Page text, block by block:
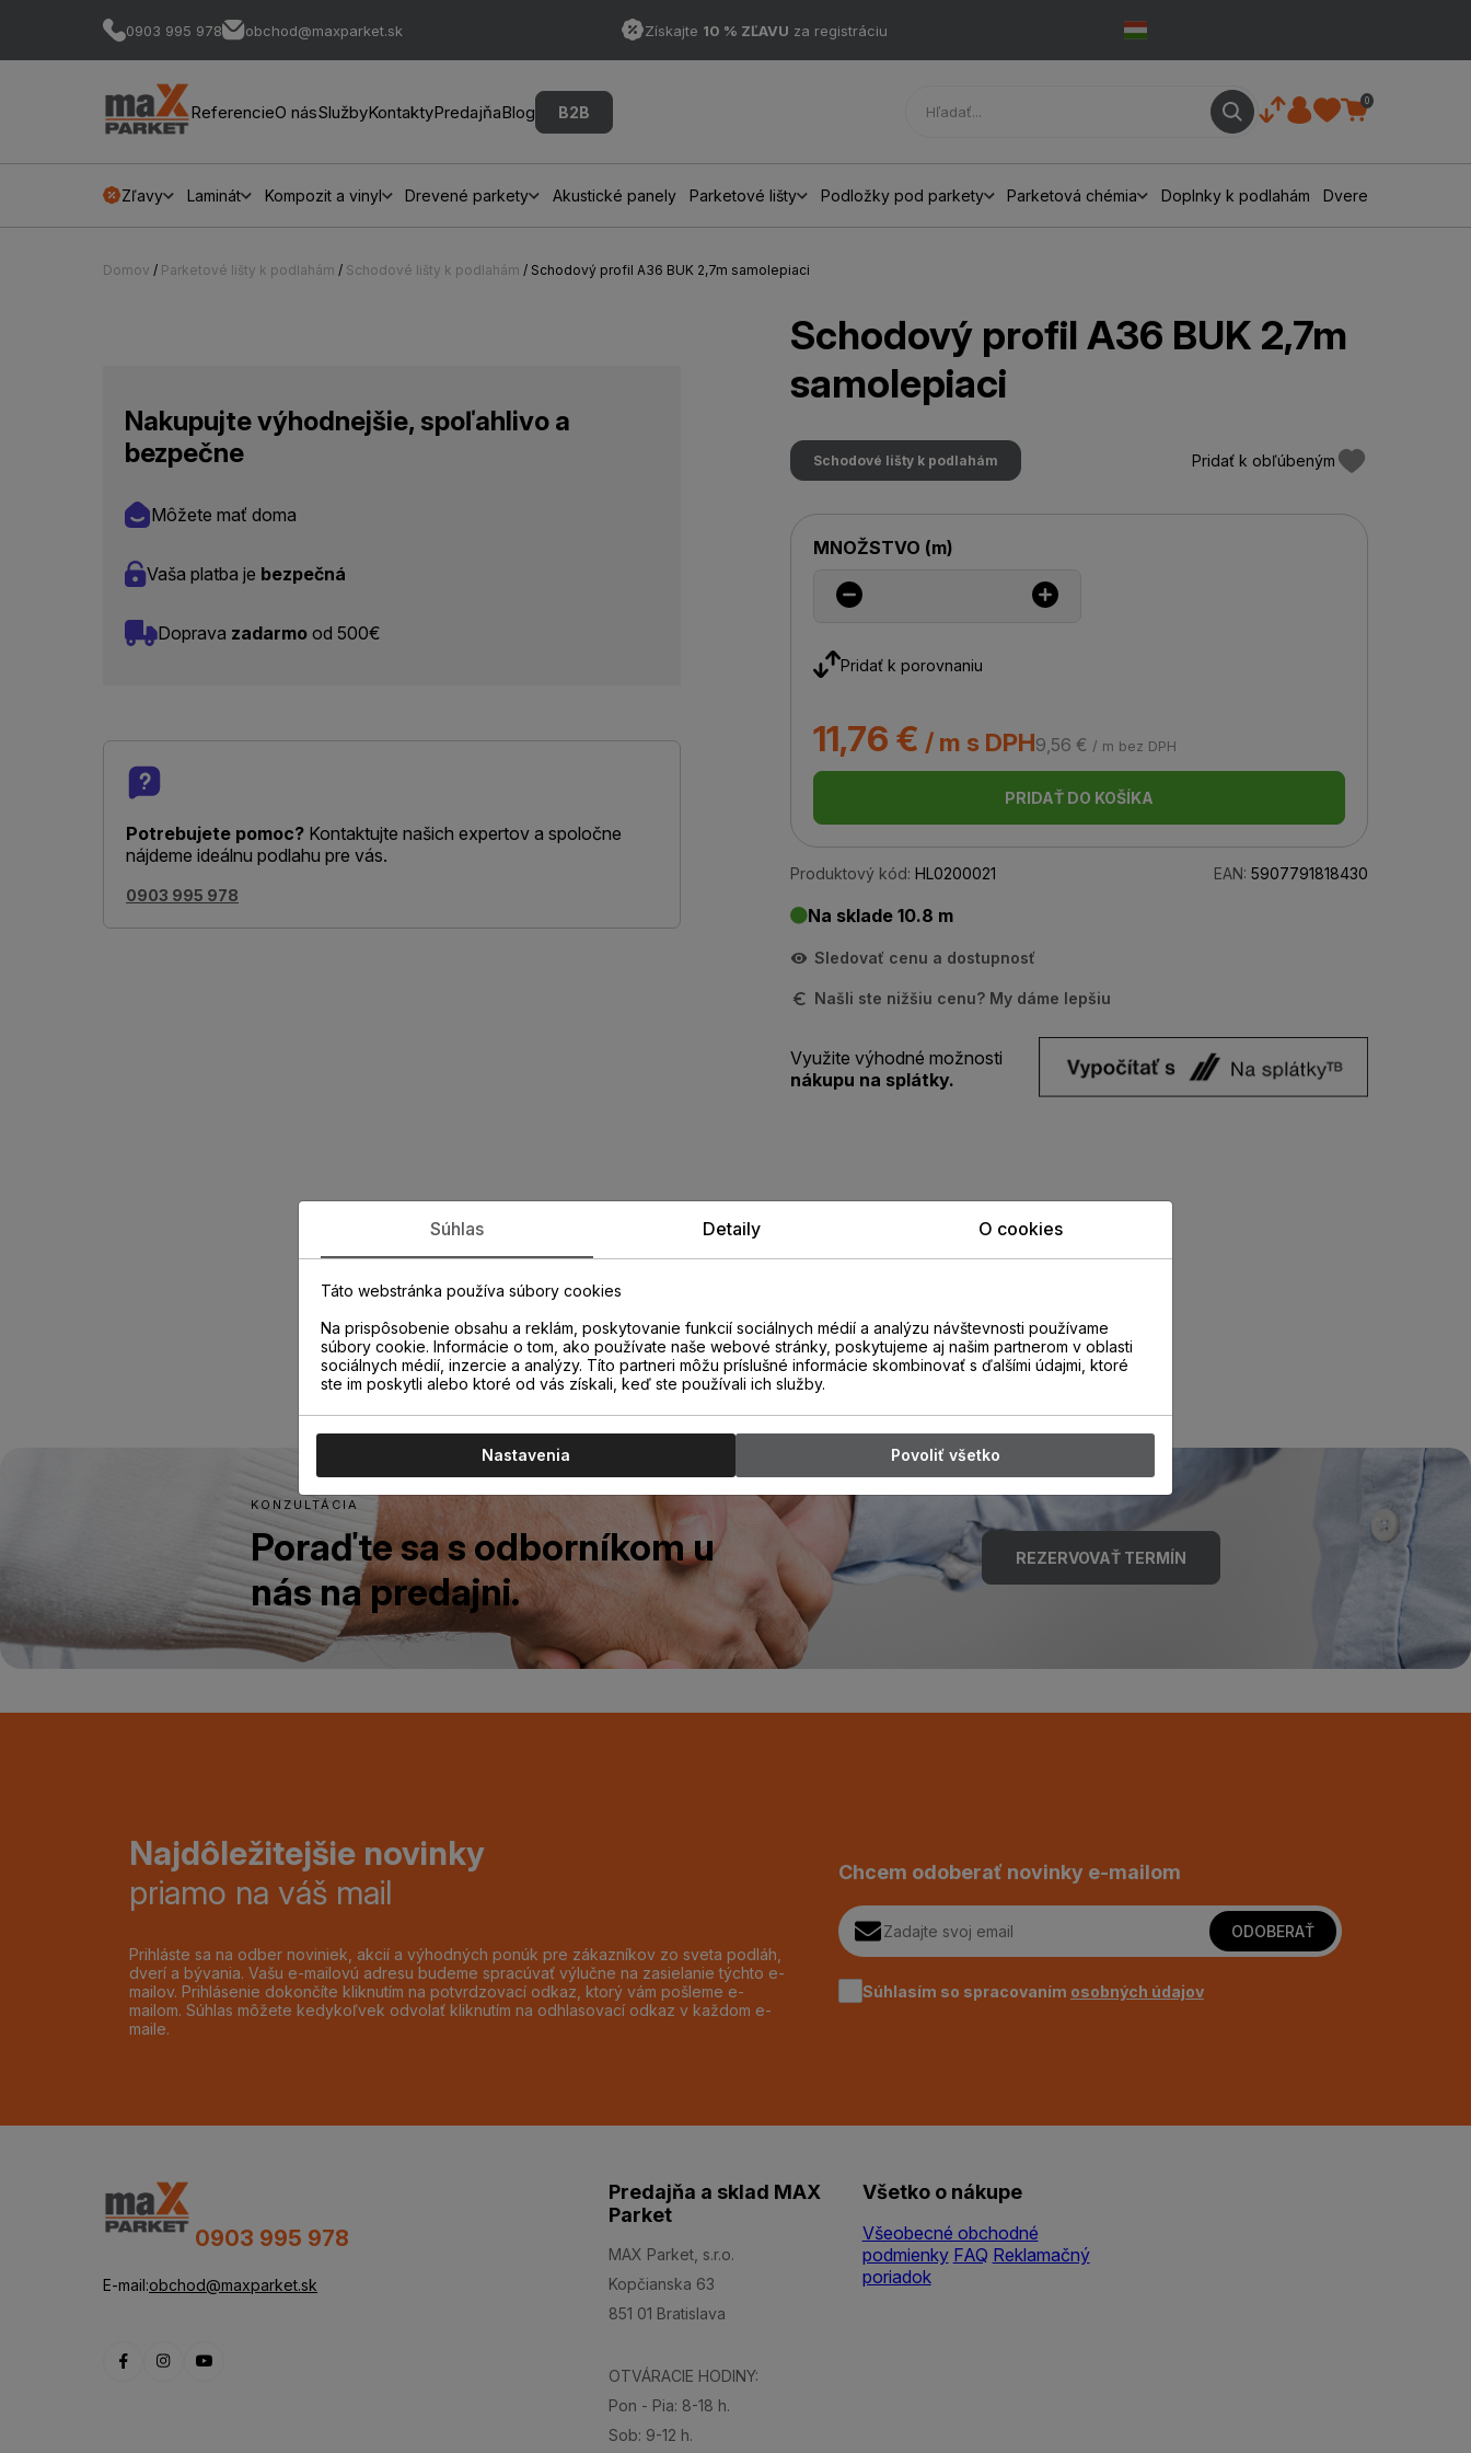
0903 995 978 obchod@maxparket.sk Získajte 10 % ZĽAVU za registráciu
ReferencieO násSlužbyKontaktyPredajňaBlog B2B
0
Zľavy Laminát Kompozit a vinyl Drevené parkety Akustické panely Parketové lišty Podložky pod parkety Parketová chémia Doplnky k podlahám Dvere
Domov / Parketové lišty k podlahám / Schodové lišty k podlahám / Schodový profil A36 BUK 2,7m samolepiaci
Nakupujte výhodnejšie, spoľahlivo a
bezpečne
Môžete mať doma
Vaša platba je bezpečná
Doprava zadarmo od 500€
Potrebujete pomoc? Kontaktujte našich expertov a spoločne
nájdeme ideálnu podlahu pre vás.
0903 995 978
Schodový profil A36 BUK 2,7m
samolepiaci
Schodové lišty k podlahám Pridať k obľúbeným
MNOŽSTVO (m)
Pridať k porovnaniu
11,76 € / m s DPH9,56 € / m bez DPH
PRIDAŤ DO KOŠÍKA
Produktový kód: HL0200021 EAN: 5907791818430
Na sklade 10.8 m
Sledovať cenu a dostupnosť
Našli ste nižšiu cenu? My dáme lepšiu
Využite výhodné možnosti
nákupu na splátky.
Zistite viac o vlastnostiach
produktu
KONZULTÁCIA
Poraďte sa s odborníkom u
nás na predajni.
REZERVOVAŤ TERMÍN
Najdôležitejšie novinky
priamo na váš mail
Prihláste sa na odber noviniek, akcií a výhodných ponúk pre zákazníkov zo sveta podláh,
dverí a bývania. Vašu e-mailovú adresu budeme spracúvať výlučne na zasielanie týchto e-
mailov. Prihlásenie dokončíte kliknutím na potvrdzovací odkaz, ktorý vám pošleme e-
mailom. Súhlas môžete kedykoľvek odvolať kliknutím na odhlasovací odkaz v každom e-
maile.
Chcem odoberať novinky e-mailom
ODOBERAŤ
Súhlasím so spracovaním osobných údajov
0903 995 978
E-mail:obchod@maxparket.sk
Predajňa a sklad MAX
Parket
MAX Parket, s.r.o.
Kopčianska 63
851 01 Bratislava
OTVÁRACIE HODINY:
Pon - Pia: 8-18 h.
Sob: 9-12 h.
Všetko o nákupe
Všeobecné obchodné
podmienky FAQ Reklamačný
poriadok
Súhlas Detaily O cookies
Táto webstránka používa súbory cookies
Na prispôsobenie obsahu a reklám, poskytovanie funkcií sociálnych médií a analýzu návštevnosti používame
súbory cookie. Informácie o tom, ako používate naše webové stránky, poskytujeme aj našim partnerom v oblasti
sociálnych médií, inzercie a analýzy. Títo partneri môžu príslušné informácie skombinovať s ďalšími údajmi, ktoré
ste im poskytli alebo ktoré od vás získali, keď ste používali ich služby.
Nastavenia Povoliť všetko